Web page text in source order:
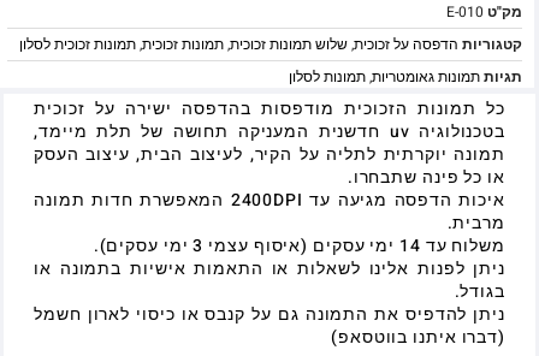
מק"ט E-010
קטגוריות הדפסה על זכוכית,שלוש תמונות זכוכית,תמונות זכוכית,תמונות זכוכית לסלון
תגיותתמונות גאומטריות,תמונות לסלון
כל תמונות הזכוכית מודפסות בהדפסה ישירה על זכוכית
בטכנולוגיה uv חדשנית המעניקה תחושה של תלת מיימד,
תמונה יוקרתית לתליה על הקיר, לעיצוב הבית, עיצוב העסק
או כל פינה שתבחרו.
איכות הדפסה מגיעה עד 2400DPI המאפשרת חדות תמונה
מרבית.
משלוח עד 14 ימי עסקים (איסוף עצמי 3 ימי עסקים).
ניתן לפנות אלינו לשאלות או התאמות אישיות בתמונה או
בגודל.
ניתן להדפיס את התמונה גם על קנבס או כיסוי לארון חשמל
(דברו איתנו בווטסאפ)